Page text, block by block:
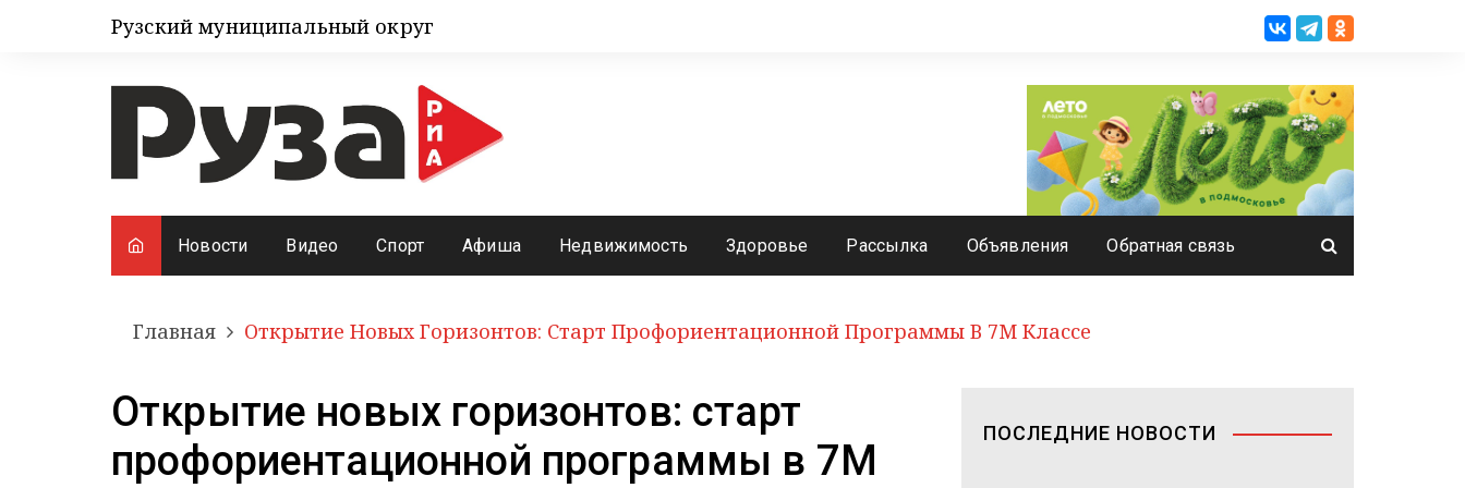
Рузский муниципальный округ
Новости Видео Спорт Афиша Недвижимость Здоровье Рассылка Объявления Обратная связь
Главная Открытие Новых Горизонтов: Старт Профориентационной Программы В 7М Классе
Открытие новых горизонтов: старт
профориентационной программы в 7М
ПОСЛЕДНИЕ НОВОСТИ